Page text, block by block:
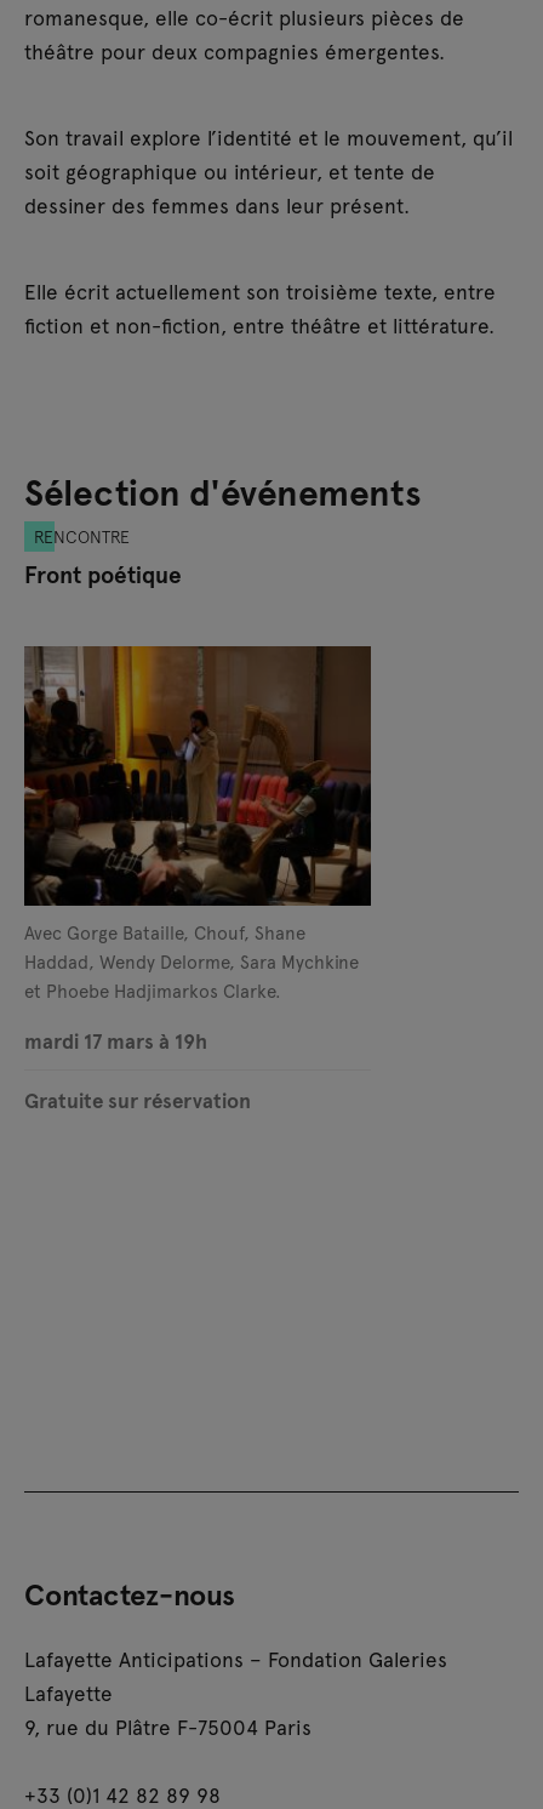
romanesque, elle co-écrit plusieurs pièces de
théâtre pour deux compagnies émergentes.
Son travail explore l’identité et le mouvement, qu’il
soit géographique ou intérieur, et tente de
dessiner des femmes dans leur présent.
Elle écrit actuellement son troisième texte, entre
fiction et non-fiction, entre théâtre et littérature.
Sélection d'événements
RENCONTRE
Front poétique
Avec Gorge Bataille, Chouf, Shane
Haddad, Wendy Delorme, Sara Mychkine
et Phoebe Hadjimarkos Clarke.
mardi 17 mars à 19h
Gratuite sur réservation
Contactez-nous
Lafayette Anticipations – Fondation Galeries
Lafayette
9, rue du Plâtre F-75004 Paris
+33 (0)1 42 82 89 98